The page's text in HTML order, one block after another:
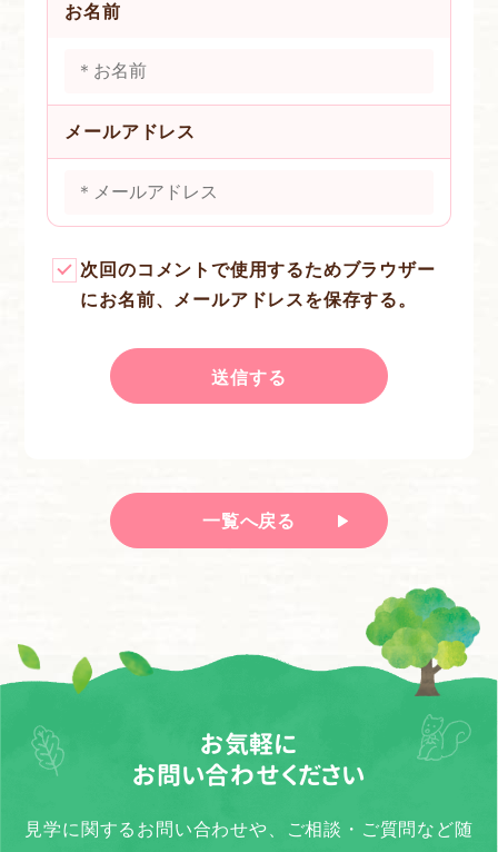
お名前
メールアドレス
次回のコメントで使用するためブラウザー
にお名前、メールアドレスを保存する。
一覧へ戻る
お気軽に
お問い合わせください
見学に関するお問い合わせや、ご相談・ご質問など随